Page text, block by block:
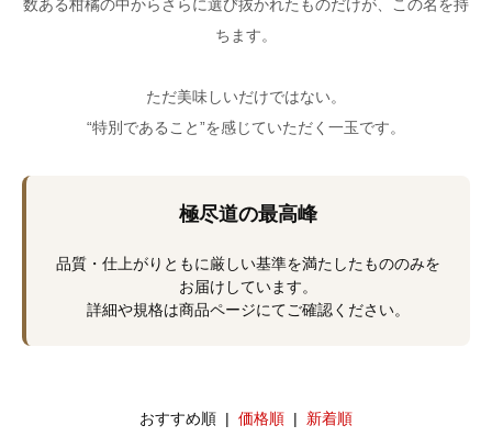
数ある柑橘の中からさらに選び抜かれたものだけが、この名を持
ちます。
ただ美味しいだけではない。
“特別であること”を感じていただく一玉です。
極尽道の最高峰
品質・仕上がりともに厳しい基準を満たしたもののみを
お届けしています。
詳細や規格は商品ページにてご確認ください。
おすすめ順 | 価格順 | 新着順